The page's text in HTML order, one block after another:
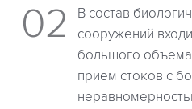
В состав
сооружений
большого
прием стоков с